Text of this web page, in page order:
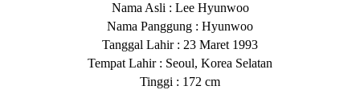
Nama Asli : Lee Hyunwoo
Nama Panggung : Hyunwoo
Tanggal Lahir : 23 Maret 1993
Tempat Lahir : Seoul, Korea Selatan
Tinggi : 172 cm